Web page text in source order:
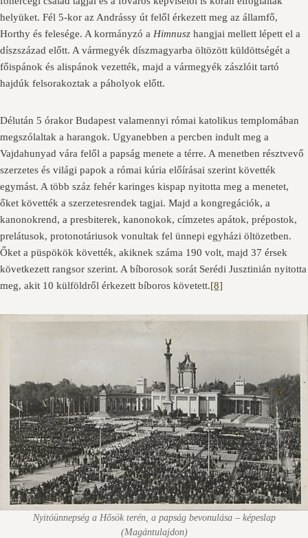
helyüket. Fél 5-kor az Andrássy út felől érkezett meg az államfő,
Horthy és felesége. A kormányzó a Himnusz hangjai mellett lépett el a
díszszázad előtt. A vármegyék díszmagyarba öltözött küldöttségét a
főispánok és alispánok vezették, majd a vármegyék zászlóit tartó
hajdúk felsorakoztak a páholyok előtt.
Délután 5 órakor Budapest valamennyi római katolikus templomában
megszólaltak a harangok. Ugyanebben a percben indult meg a
Vajdahunyad vára felől a papság menete a térre. A menetben résztvevő
szerzetes és világi papok a római kúria előírásai szerint követték
egymást. A több száz fehér karinges kispap nyitotta meg a menetet,
őket követték a szerzetesrendek tagjai. Majd a kongregációk, a
kanonokrend, a presbiterek, kanonokok, címzetes apátok, prépostok,
prelátusok, protonotáriusok vonultak fel ünnepi egyházi öltözetben.
Őket a püspökök követték, akiknek száma 190 volt, majd 37 érsek
következett rangsor szerint. A bíborosok sorát Serédi Jusztinián nyitotta
meg, akit 10 külföldről érkezett bíboros követett.[8]
Nyitóünnepség a Hősök terén, a papság bevonulása – képeslap
(Magántulajdon)